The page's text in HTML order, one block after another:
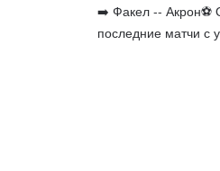
➡️ Факел -- Акрон⚽️
последние матчи с